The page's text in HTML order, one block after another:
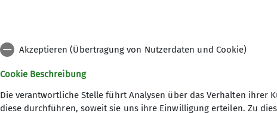
Akzeptieren (Übertragung von Nutzerdaten und Cookie)
Cookie Beschreibung
Die verantwortliche Stelle führt Analysen über das Verhalten ihrer
diese durchführen, soweit sie uns ihre Einwilligung erteilen. Zu